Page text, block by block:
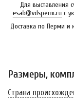
Для выставления
esab@vdsperm.ru с
Доставка по Перми и
Размеры,
Страна